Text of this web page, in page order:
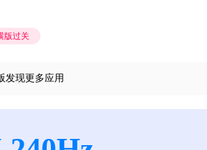
版过关
发现更多应用